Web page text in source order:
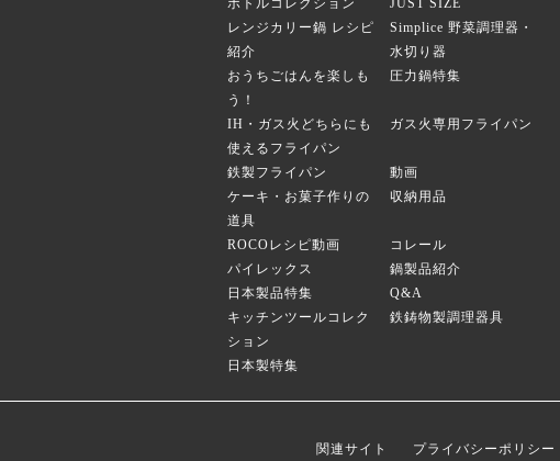
ボトルコレクション
JUST SIZE
レンジカリー鍋 レシピ
紹介
Simplice 野菜調理器・
水切り器
おうちごはんを楽しも
う！
圧力鍋特集
IH・ガス火どちらにも
使えるフライパン
ガス火専用フライパン
鉄製フライパン
動画
ケーキ・お菓子作りの
道具
収納用品
ROCOレシピ動画
コレール
パイレックス
鍋製品紹介
日本製品特集
Q&A
キッチンツールコレク
ション
鉄鋳物製調理器具
日本製特集
関連サイト プライバシーポリシー